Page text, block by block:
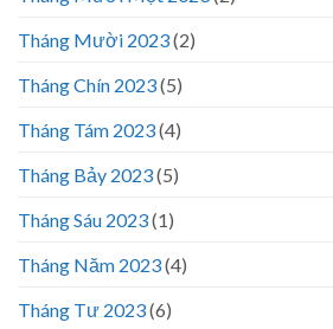
Tháng Mười 2023(2)
Tháng Chín 2023(5)
Tháng Tám 2023(4)
Tháng Bảy 2023(5)
Tháng Sáu 2023(1)
Tháng Năm 2023(4)
Tháng Tư 2023(6)